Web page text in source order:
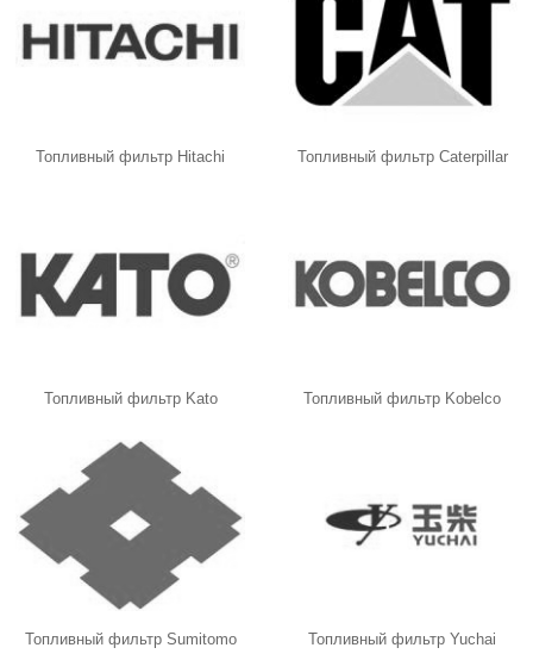
Топливный фильтр Hitachi Топливный фильтр Caterpillar
Топливный фильтр Kato Топливный фильтр Kobelco
Топливный фильтр Sumitomo Топливный фильтр Yuchai